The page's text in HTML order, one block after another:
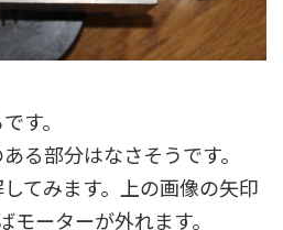
す。
る部分はなさそうです。
てみます。上の画像の矢印
ーターが外れます。